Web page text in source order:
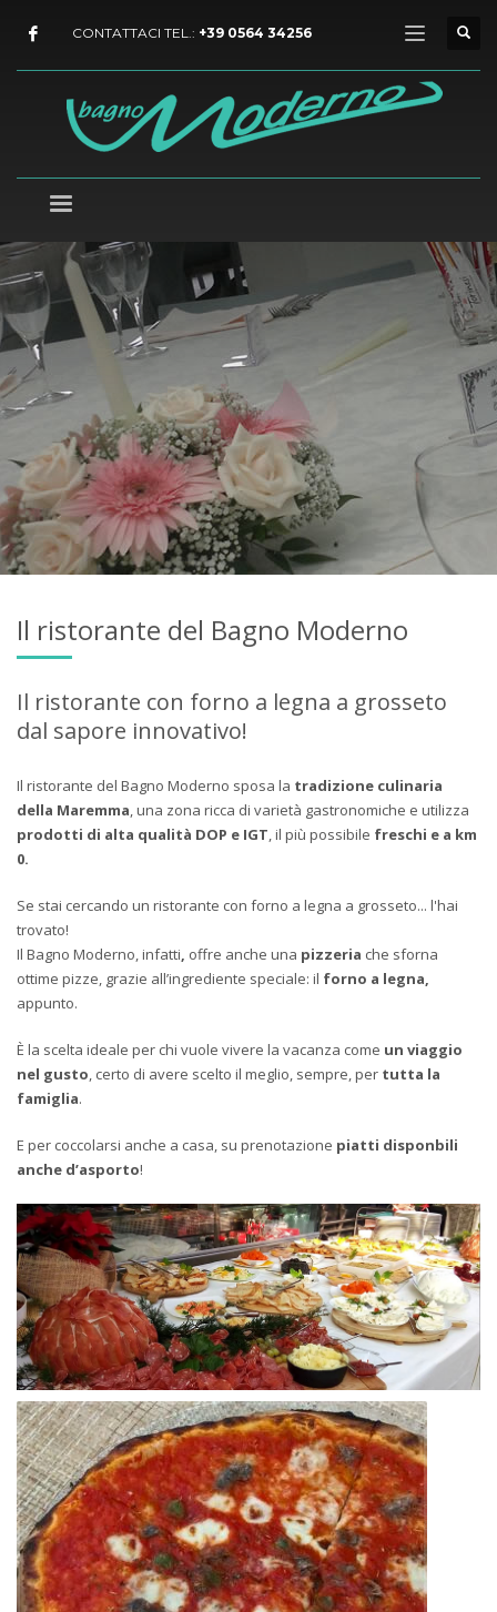
CONTATTACI TEL.: +39 0564 34256
Il ristorante del Bagno Moderno
Il ristorante con forno a legna a grosseto
dal sapore innovativo!
Il ristorante del Bagno Moderno sposa la tradizione culinaria
della Maremma , una zona ricca di varietà gastronomiche e utilizza
prodotti di alta qualità DOP e IGT , il più possibile freschi e a km
0.
Se stai cercando un ristorante con forno a legna a grosseto... l'hai
trovato!
Il Bagno Moderno, infatti offre anche una pizzeria che sforna
ottime pizze, grazie all’ingrediente speciale: il forno a legna,
appunto.
È la scelta ideale per chi vuole vivere la vacanza come un viaggio
nel gusto , certo di avere scelto il meglio, sempre, per tutta la
famiglia.
E per coccolarsi anche a casa, su prenotazione piatti disponbili
anche d’asporto!